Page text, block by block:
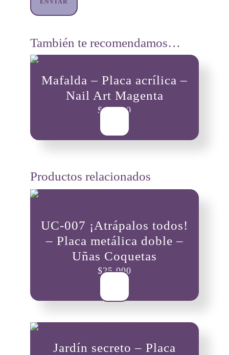
También te recomendamos…
Mafalda – Placa acrílica –
Nail Art Magenta
$10,000
Productos relacionados
UC-007 ¡Atrápalos todos!
– Placa metálica doble –
Uñas Coquetas
$25,000
Jardín secreto – Placa